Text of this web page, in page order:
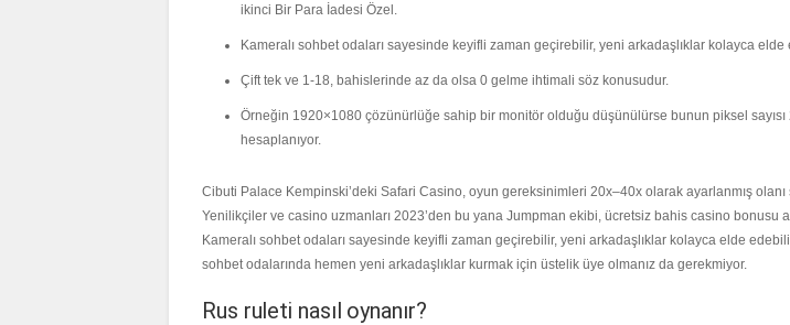
ikinci Bir Para İadesi Özel.
Kameralı sohbet odaları sayesinde keyifli zaman geçirebilir, yeni arkadaşlıklar kolayca
Çift tek ve 1-18, bahislerinde az da olsa 0 gelme ihtimali söz konusudur.
Örneğin 1920×1080 çözünürlüğe sahip bir monitör olduğu düşünülürse bunun piksel
hesaplanıyor.
Cibuti Palace Kempinski’deki Safari Casino, oyun gereksinimleri 20x–40x olarak ayarlanmış
Yenilikçiler ve casino uzmanları 2023’den bu yana Jumpman ekibi, ücretsiz bahis casino bonusu
Kameralı sohbet odaları sayesinde keyifli zaman geçirebilir, yeni arkadaşlıklar kolayca elde
sohbet odalarında hemen yeni arkadaşlıklar kurmak için üstelik üye olmanız da gerekmiyor.
Rus ruleti nasıl oynanır?